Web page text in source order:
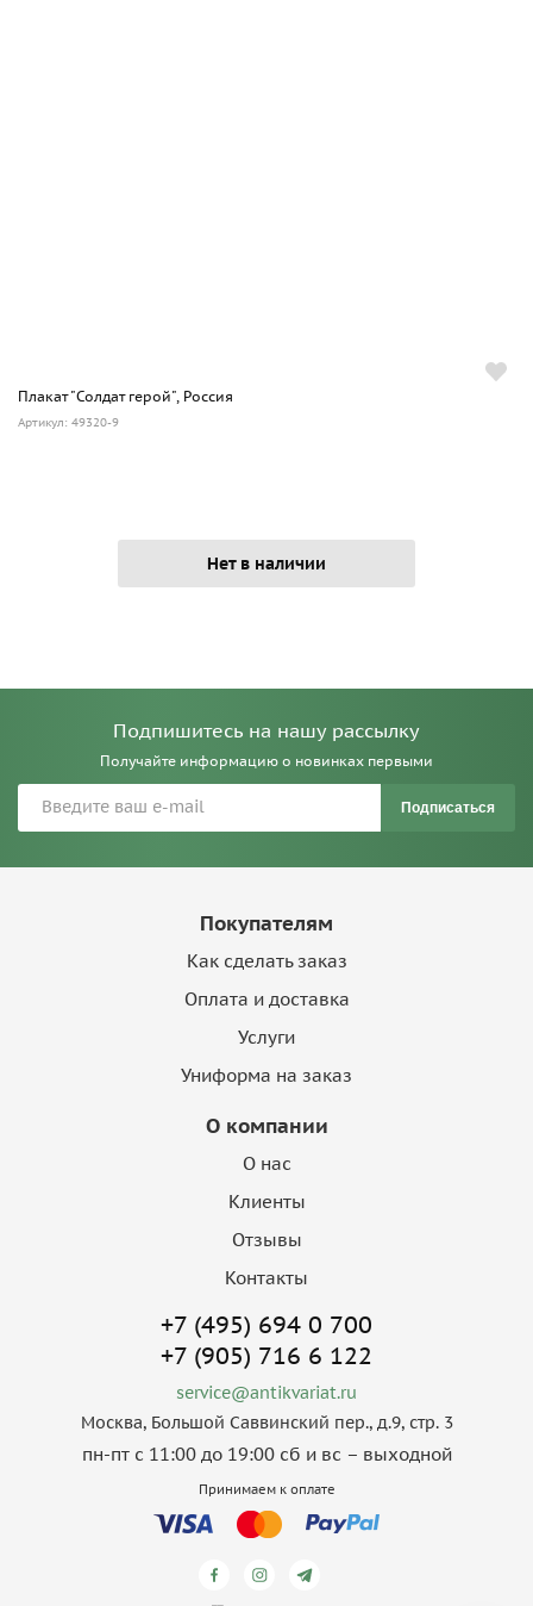
Плакат "Солдат герой", Россия
Артикул: 49320-9
Нет в наличии
Подпишитесь на нашу рассылку
Получайте информацию о новинках первыми
Подписаться
Покупателям
Как сделать заказ
Оплата и доставка
Услуги
Униформа на заказ
О компании
О нас
Клиенты
Отзывы
Контакты
+7 (495) 694 0 700
+7 (905) 716 6 122
service@antikvariat.ru
Москва, Большой Саввинский пер., д.9, стр. 3
пн-пт с 11:00 до 19:00 сб и вс – выходной
Принимаем к оплате